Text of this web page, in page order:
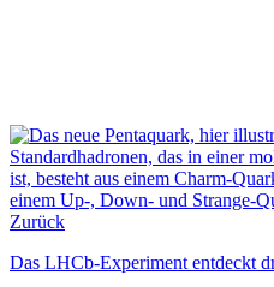
Zurück
Das LHCb-Experiment entdeckt